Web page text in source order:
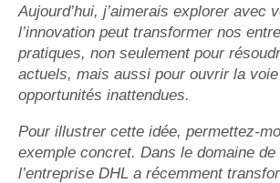
Aujourd’hui, j’aimerais explorer avec
l’innovation peut transformer nos
pratiques, non seulement pour
actuels, mais aussi pour ouvrir la
opportunités inattendues.
Pour illustrer cette idée, permettez-
exemple concret. Dans le domaine de
l’entreprise DHL a récemment